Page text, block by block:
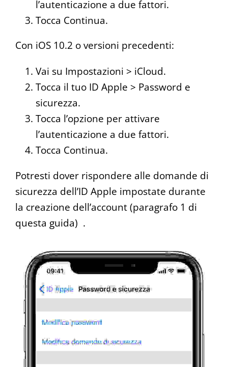
l’autenticazione a due fattori.
Tocca Continua.
Con iOS 10.2 o versioni precedenti:
Vai su Impostazioni > iCloud.
Tocca il tuo ID Apple > Password e
sicurezza.
Tocca l’opzione per attivare
l’autenticazione a due fattori.
Tocca Continua.
Potresti dover rispondere alle domande di
sicurezza dell’ID Apple impostate durante
la creazione dell’account (paragrafo 1 di
questa guida) .